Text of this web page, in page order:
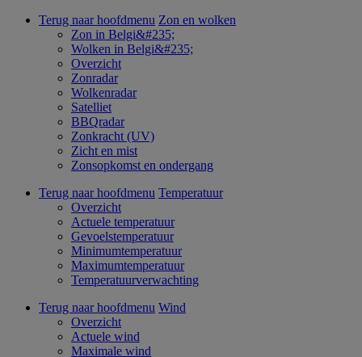
Terug naar hoofdmenu Zon en wolken
Zon in Belgi&#235;
Wolken in Belgi&#235;
Overzicht
Zonradar
Wolkenradar
Satelliet
BBQradar
Zonkracht (UV)
Zicht en mist
Zonsopkomst en ondergang
Terug naar hoofdmenu Temperatuur
Overzicht
Actuele temperatuur
Gevoelstemperatuur
Minimumtemperatuur
Maximumtemperatuur
Temperatuurverwachting
Terug naar hoofdmenu Wind
Overzicht
Actuele wind
Maximale wind